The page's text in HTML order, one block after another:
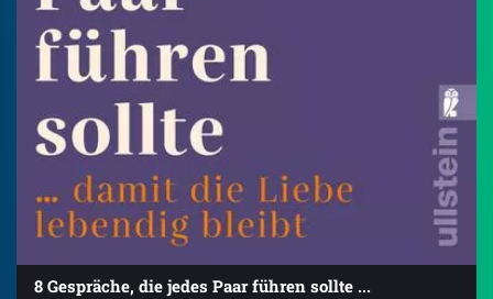
8 Gespräche, die jedes Paar führen sollte ...